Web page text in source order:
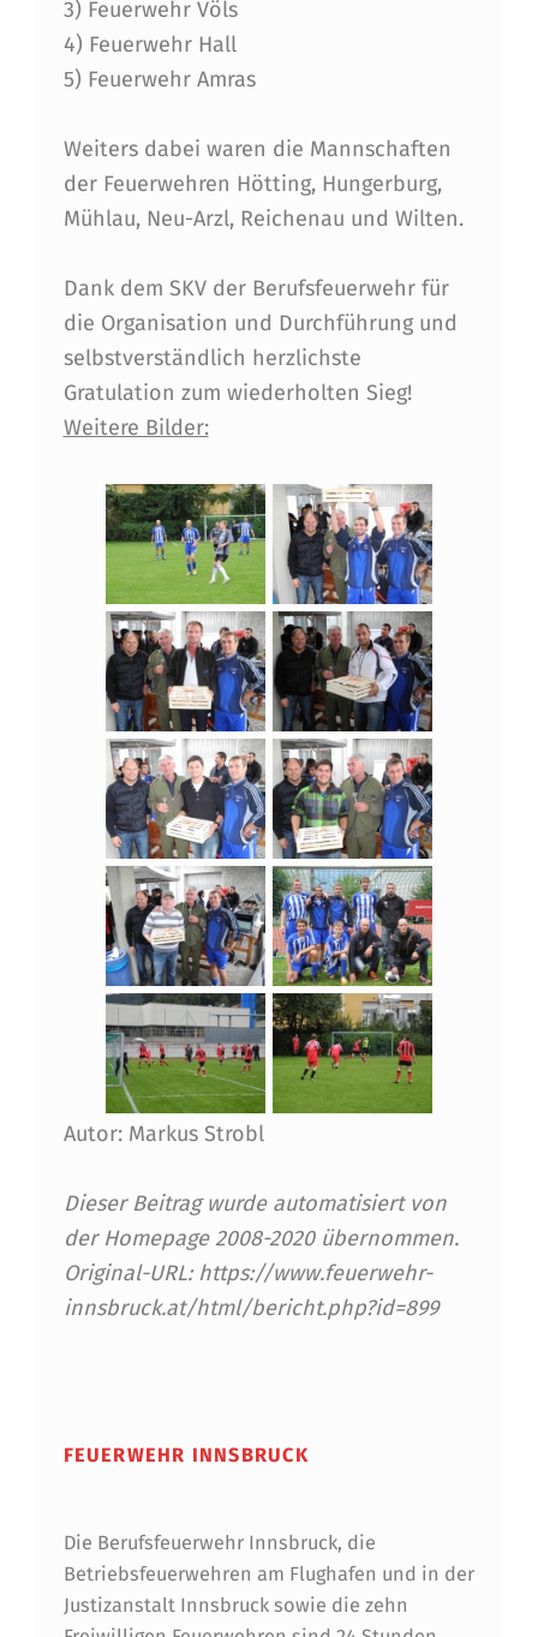
E
D
R
B
Z
I
R
K
R
3) Feuerwehr Völs
4) Feuerwehr Hall
5) Feuerwehr Amras
Weiters dabei waren die Mannschaften
der Feuerwehren Hötting, Hungerburg,
Mühlau, Neu-Arzl, Reichenau und Wilten.
Dank dem SKV der Berufsfeuerwehr für
die Organisation und Durchführung und
selbstverständlich herzlichste
Gratulation zum wiederholten Sieg!
Weitere Bilder:
Autor: Markus Strobl
Dieser Beitrag wurde automatisiert von
der Homepage 2008-2020 übernommen.
Original-URL: https://www.feuerwehr-
innsbruck.at/html/bericht.php?id=899
FEUERWEHR INNSBRUCK
Die Berufsfeuerwehr Innsbruck, die
Betriebsfeuerwehren am Flughafen und in der
Justizanstalt Innsbruck sowie die zehn